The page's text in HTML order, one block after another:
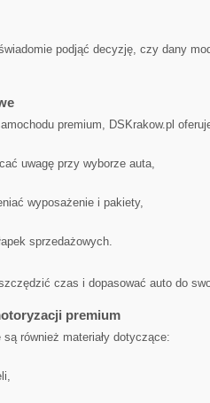
podjąć decyzję, czy dany
premium, DSKrakow.pl
uwagę przy wyborze auta,
wyposażenie i pakiety,
sprzedażowych.
czas i dopasować auto do
premium
również materiały dotyczące: